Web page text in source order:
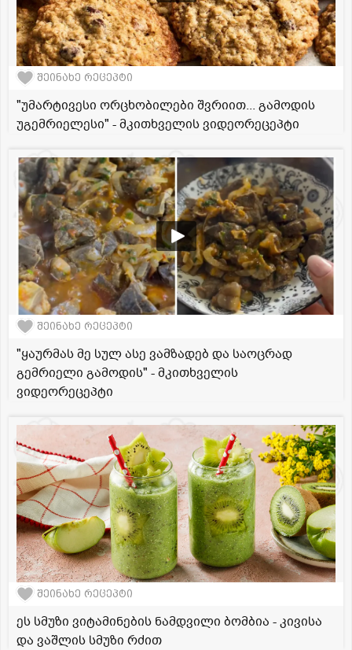
შეინახე რეცეპტი
"უმარტივესი ორცხობილები შვრიით... გამოდის
უგემრიელესი" - მკითხველის ვიდეორეცეპტი
შეინახე რეცეპტი
"ყაურმას მე სულ ასე ვამზადებ და საოცრად
გემრიელი გამოდის" - მკითხველის
ვიდეორეცეპტი
შეინახე რეცეპტი
ეს სმუზი ვიტამინების ნამდვილი ბომბია - კივისა
და ვაშლის სმუზი რძით